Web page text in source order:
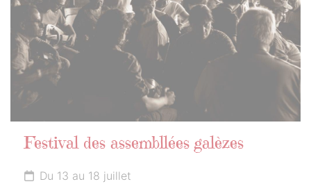
Festival des assembllées galèzes
Du 13 au 18 juillet